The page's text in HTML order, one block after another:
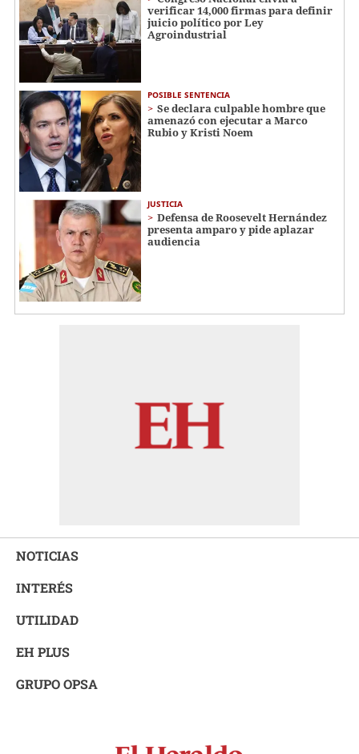
verificar 14,000 firmas para definir
juicio político por Ley
Agroindustrial
POSIBLE SENTENCIA
Se declara culpable hombre que
amenazó con ejecutar a Marco
Rubio y Kristi Noem
JUSTICIA
Defensa de Roosevelt Hernández
presenta amparo y pide aplazar
audiencia
NOTICIAS
INTERÉS
UTILIDAD
EH PLUS
GRUPO OPSA